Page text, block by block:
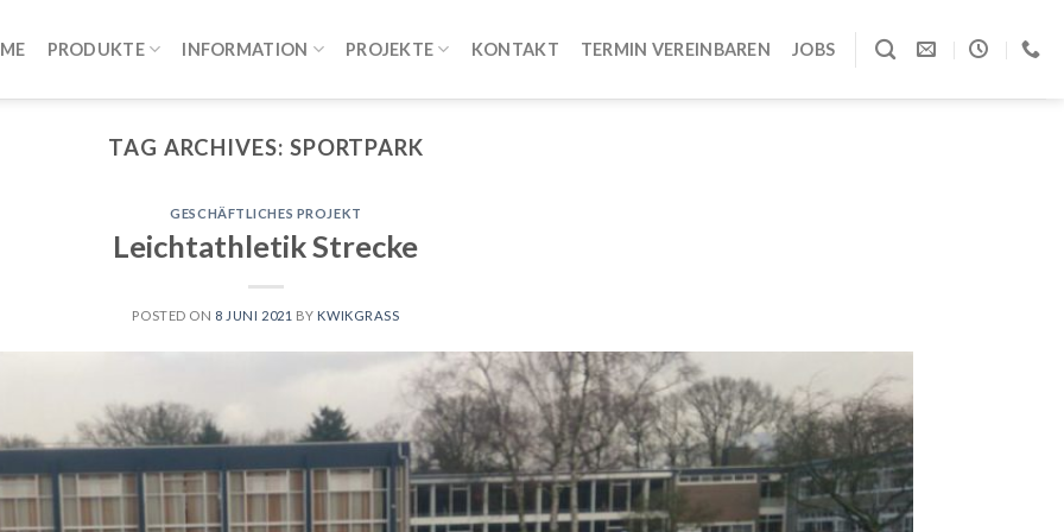
PRODUKTE INFORMATION PROJEKTE KONTAKT TERMIN VEREINBAREN JOBS
TAG ARCHIVES: SPORTPARK
GESCHÄFTLICHES PROJEKT
Leichtathletik Strecke
POSTED ON 8 JUNI 2021 BY KWIKGRASS